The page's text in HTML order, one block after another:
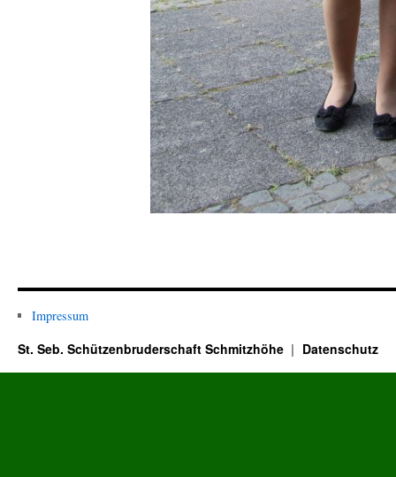
Impressum
St. Seb. Schützenbruderschaft Schmitzhöhe Datenschutz